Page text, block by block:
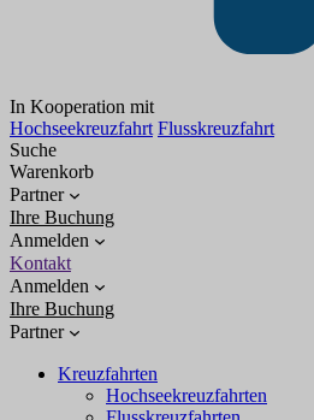
In Kooperation mit
Hochseekreuzfahrt Flusskreuzfahrt
Suche
Warenkorb
Partner
Ihre Buchung
Anmelden
Kontakt
Anmelden
Ihre Buchung
Partner
Kreuzfahrten
Hochseekreuzfahrten